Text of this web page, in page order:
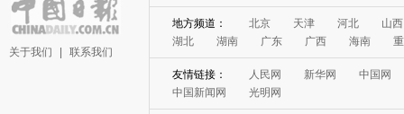
关于我们 联系我们
地方频道： 北京 天津 河北
山西
湖北
湖南 广东 广西 海南
友情链接： 人民网 新华网
中国网
中国新闻网
光明网